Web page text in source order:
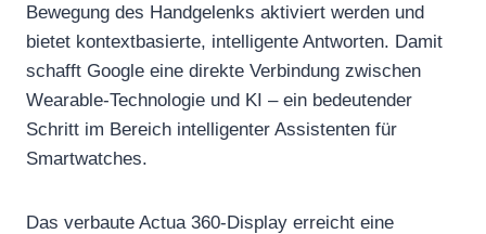
Bewegung des Handgelenks aktiviert werden und
bietet kontextbasierte, intelligente Antworten. Damit
schafft Google eine direkte Verbindung zwischen
Wearable-Technologie und KI – ein bedeutender
Schritt im Bereich intelligenter Assistenten für
Smartwatches.
Das verbaute Actua 360-Display erreicht eine